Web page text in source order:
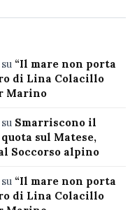
su “Il mare non porta
di Lina Colacillo
Marino
su Smarriscono il
sul Matese,
Soccorso alpino
su “Il mare non porta
di Lina Colacillo